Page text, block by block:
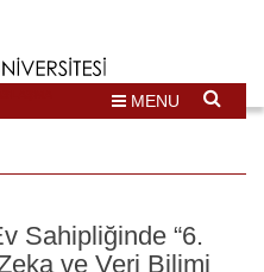
MENU
Sahipliğinde “6.
ve Veri Bilimi